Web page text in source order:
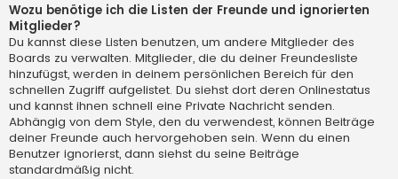
Wozu benötige ich die Listen der Freunde und ignorierten
Mitglieder?
Du kannst diese Listen benutzen, um andere Mitglieder des
Boards zu verwalten. Mitglieder, die du deiner Freundesliste
hinzufügst, werden in deinem persönlichen Bereich für den
schnellen Zugriff aufgelistet. Du siehst dort deren Onlinestatus
und kannst ihnen schnell eine Private Nachricht senden.
Abhängig von dem Style, den du verwendest, können Beiträge
deiner Freunde auch hervorgehoben sein. Wenn du einen
Benutzer ignorierst, dann siehst du seine Beiträge
standardmäßig nicht.